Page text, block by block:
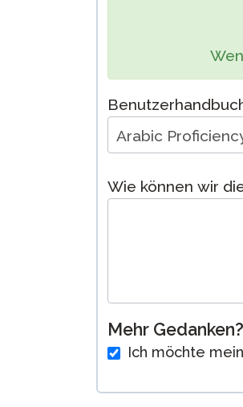
Wie können wir
Mehr Gedanken?
Ich möchte